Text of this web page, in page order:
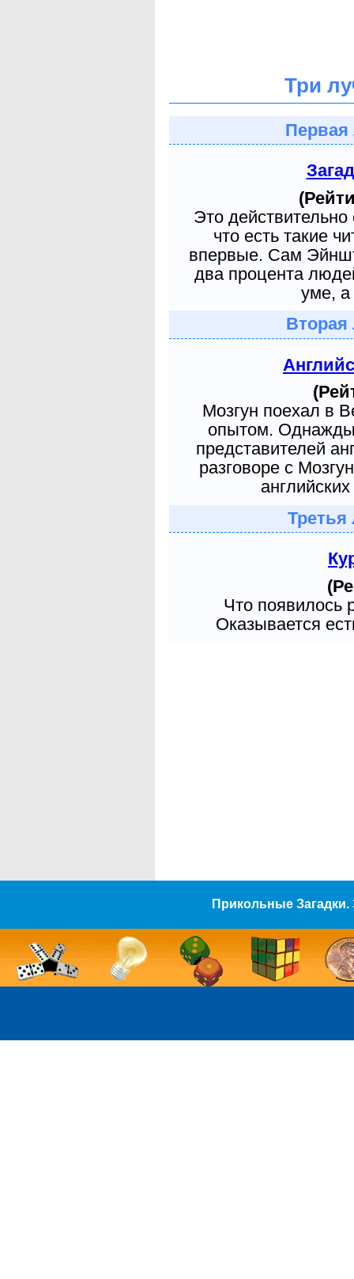
Три
Первая
Это
что есть такие
впервые. Сам
два процента
уме, а
Вторая
Мозгун поехал в
опытом. Однажды
представителей
разговоре с
Третья
Что появилось
Оказывается
Прикольные